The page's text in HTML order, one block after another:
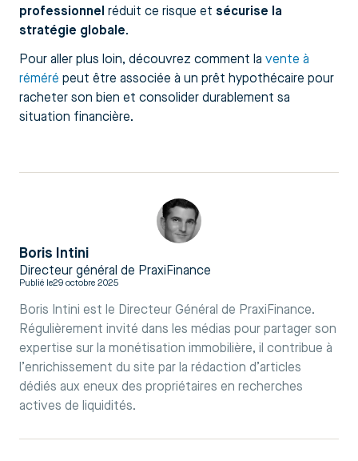
professionnel réduit ce risque et sécurise la
stratégie globale.
Pour aller plus loin, découvrez comment la vente à
réméré peut être associée à un prêt hypothécaire pour
racheter son bien et consolider durablement sa
situation financière.
Boris Intini
Directeur général de PraxiFinance
Publié le29 octobre 2025
Boris Intini est le Directeur Général de PraxiFinance.
Régulièrement invité dans les médias pour partager son
expertise sur la monétisation immobilière, il contribue à
l’enrichissement du site par la rédaction d’articles
dédiés aux eneux des propriétaires en recherches
actives de liquidités.